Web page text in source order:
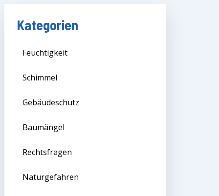
Kategorien
Feuchtigkeit
Schimmel
Gebäudeschutz
Baumängel
Rechtsfragen
Naturgefahren